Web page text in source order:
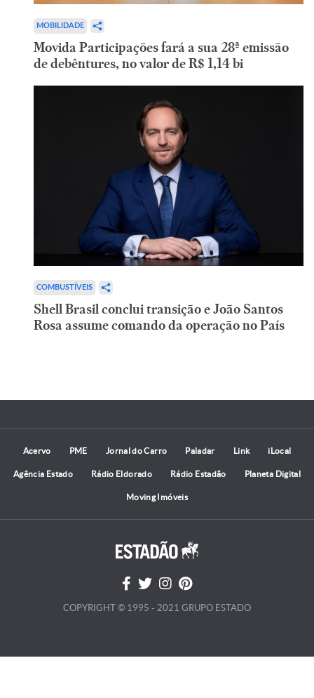
MOBILIDADE
Movida Participações fará a sua 28ª emissão
de debêntures, no valor de R$ 1,14 bi
COMBUSTÍVEIS
Shell Brasil conclui transição e João Santos
Rosa assume comando da operação no País
Acervo PME Jornal do Carro Paladar Link iLocal
Agência Estado Rádio Eldorado Rádio Estadão Planeta Digital
Moving Imóveis
COPYRIGHT © 1995 - 2021 GRUPO ESTADO